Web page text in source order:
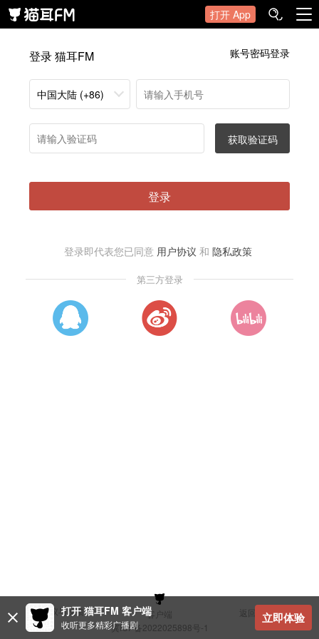
打开 App
登录 猫耳FM 账号密码登录
中国大陆 (+86)
获取验证码
登录
登录即代表您已同意 用户协议 和 隐私政策
第三方登录
建议与反馈 客户端
返回顶部
冀ICP备2022025898号-1
打开 猫耳FM 客户端
收听更多精彩广播剧 立即体验